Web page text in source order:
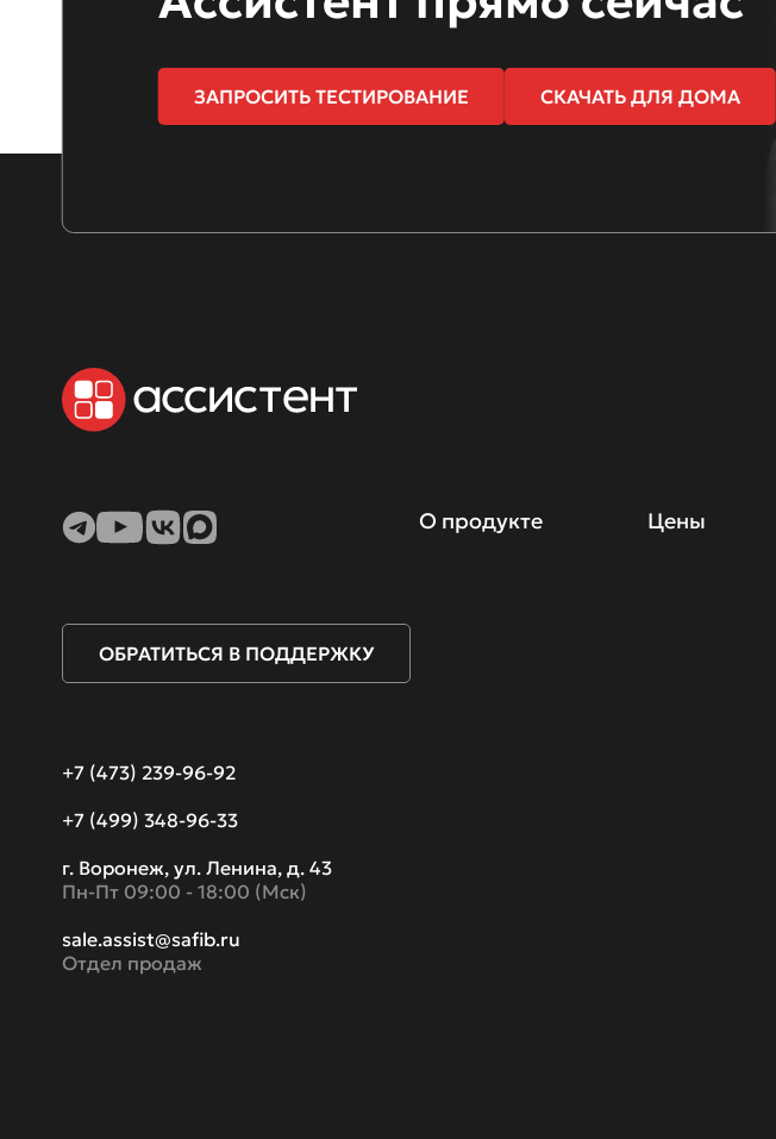
ЗАПРОСИТЬ ТЕСТИРОВАНИЕ СКАЧАТЬ ДЛЯ ДОМА
ОБРАТИТЬСЯ В ПОДДЕРЖКУ
+7 (473) 239-96-92
+7 (499) 348-96-33
г. Воронеж, ул. Ленина, д. 43
Пн-Пт 09:00 - 18:00 (Мск)
sale.assist@safib.ru
Отдел продаж
О продукте Цены